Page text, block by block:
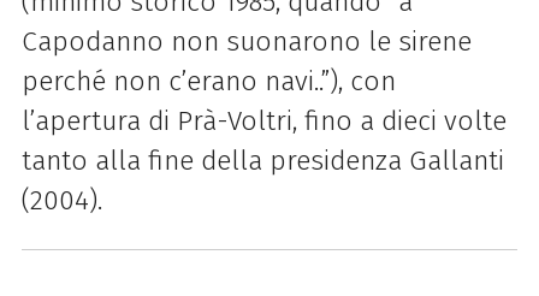
Capodanno non suonarono le sirene
perché non c’erano navi..”), con
l’apertura di Prà-Voltri, fino a dieci volte
tanto alla fine della presidenza Gallanti
(2004).